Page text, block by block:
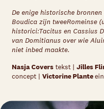
De enige historische
Boudica zijn tweeRomeinse
historici:Tacitus en Cassius
van Domitianus over wie
niet inbed maakte.
Nasja Covers tekst | Jilles
concept | Victorine Plante